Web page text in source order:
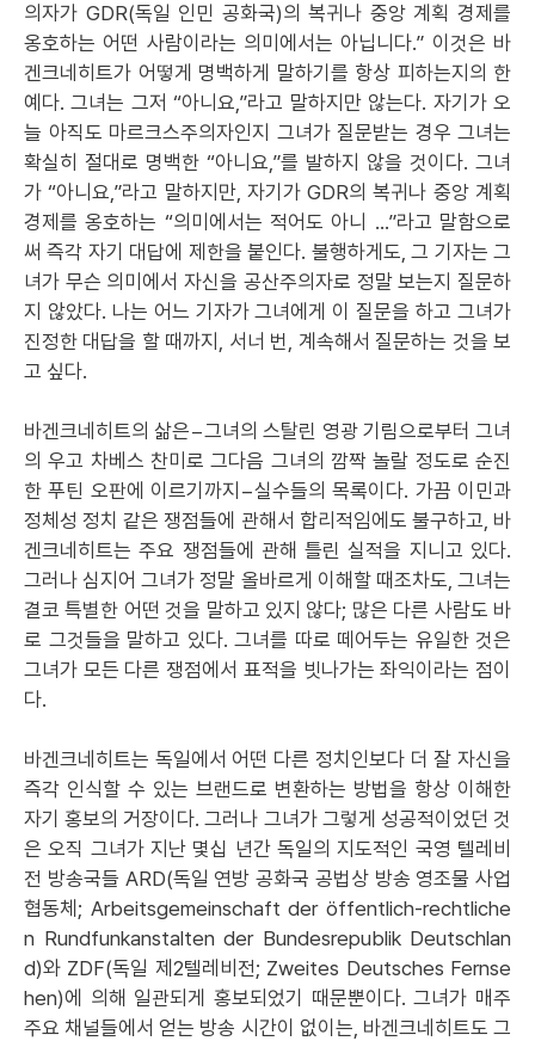
의자가 GDR(독일 인민 공화국)의 복귀나 중앙 계획 경제를
옹호하는 어떤 사람이라는 의미에서는 아닙니다.” 이것은 바
겐크네히트가 어떻게 명백하게 말하기를 항상 피하는지의 한
예다. 그녀는 그저 “아니요,”라고 말하지만 않는다. 자기가 오
늘 아직도 마르크스주의자인지 그녀가 질문받는 경우 그녀는
확실히 절대로 명백한 “아니요,”를 발하지 않을 것이다. 그녀
가 “아니요,”라고 말하지만, 자기가 GDR의 복귀나 중앙 계획
경제를 옹호하는 “의미에서는 적어도 아니 ...”라고 말함으로
써 즉각 자기 대답에 제한을 붙인다. 불행하게도, 그 기자는 그
녀가 무슨 의미에서 자신을 공산주의자로 정말 보는지 질문하
지 않았다. 나는 어느 기자가 그녀에게 이 질문을 하고 그녀가
진정한 대답을 할 때까지, 서너 번, 계속해서 질문하는 것을 보
고 싶다.
바겐크네히트의 삶은−그녀의 스탈린 영광 기림으로부터 그녀
의 우고 차베스 찬미로 그다음 그녀의 깜짝 놀랄 정도로 순진
한 푸틴 오판에 이르기까지−실수들의 목록이다. 가끔 이민과
정체성 정치 같은 쟁점들에 관해서 합리적임에도 불구하고, 바
겐크네히트는 주요 쟁점들에 관해 틀린 실적을 지니고 있다.
그러나 심지어 그녀가 정말 올바르게 이해할 때조차도, 그녀는
결코 특별한 어떤 것을 말하고 있지 않다; 많은 다른 사람도 바
로 그것들을 말하고 있다. 그녀를 따로 떼어두는 유일한 것은
그녀가 모든 다른 쟁점에서 표적을 빗나가는 좌익이라는 점이
다.
바겐크네히트는 독일에서 어떤 다른 정치인보다 더 잘 자신을
즉각 인식할 수 있는 브랜드로 변환하는 방법을 항상 이해한
자기 홍보의 거장이다. 그러나 그녀가 그렇게 성공적이었던 것
은 오직 그녀가 지난 몇십 년간 독일의 지도적인 국영 텔레비
전 방송국들 ARD(독일 연방 공화국 공법상 방송 영조물 사업
협동체; Arbeitsgemeinschaft der öffentlich-rechtliche
n Rundfunkanstalten der Bundesrepublik Deutschlan
d)와 ZDF(독일 제2텔레비전; Zweites Deutsches Fernse
hen)에 의해 일관되게 홍보되었기 때문뿐이다. 그녀가 매주
주요 채널들에서 얻는 방송 시간이 없이는, 바겐크네히트도 그